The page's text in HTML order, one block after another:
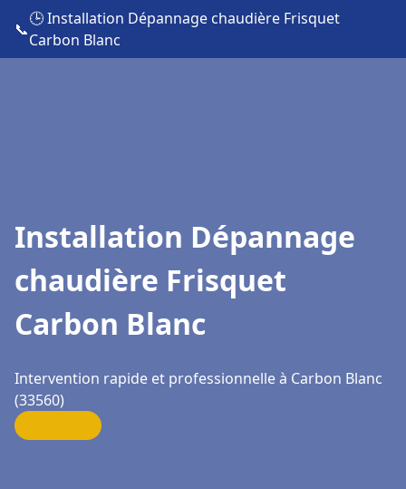
📞
🕒 Installation Dépannage chaudière Frisquet
Carbon Blanc
Installation Dépannage
chaudière Frisquet
Carbon Blanc
Intervention rapide et professionnelle à Carbon Blanc
(33560)